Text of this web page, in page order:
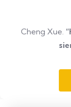
Cheng Xue.